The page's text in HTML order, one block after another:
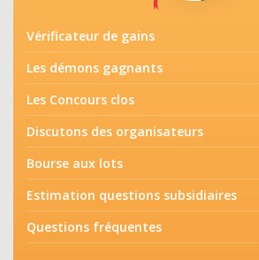
Vérificateur de gains
Les démons gagnants
Les Concours clos
Discutons des organisateurs
Bourse aux lots
Estimation questions subsidiaires
Questions fréquentes